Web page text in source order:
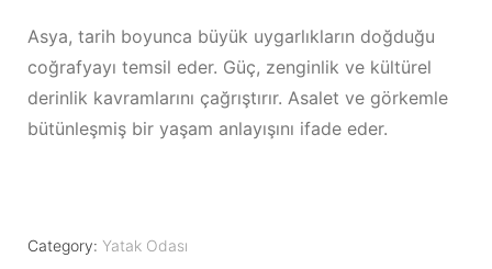
Asya, tarih boyunca büyük uygarlıkların doğduğu
coğrafyayı temsil eder. Güç, zenginlik ve kültürel
derinlik kavramlarını çağrıştırır. Asalet ve görkemle
bütünleşmiş bir yaşam anlayışını ifade eder.
Category: Yatak Odası